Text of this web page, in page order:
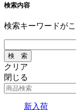
検索内容
検索キーワードが
クリア
閉じる
新入荷